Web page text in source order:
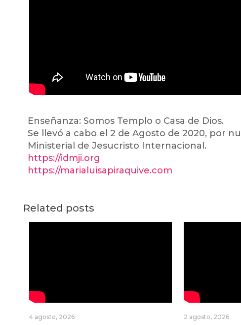
Enseñanza: Somos Templo o Casa de Dios.
Se llevó a cabo el 2 de Agosto de 2020, por
Ministerial de Jesucristo Internacional.
https://idmji.org
https://marialuisapiraquive.com
Related posts
4 agosto, 2026 2 agosto, 2026